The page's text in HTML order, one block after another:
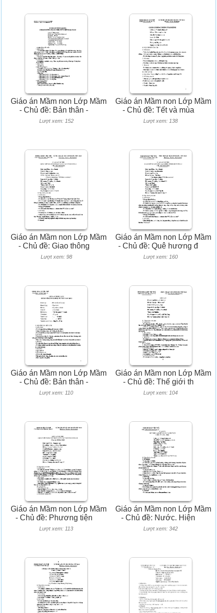
Giáo án Mầm non Lớp Mầm
- Chủ đề: Bản thân -
Lượt xem: 152
Giáo án Mầm non Lớp Mầm
- Chủ đề: Tết và mùa
Lượt xem: 138
Giáo án Mầm non Lớp Mầm
- Chủ đề: Giao thông
Lượt xem: 98
Giáo án Mầm non Lớp Mầm
- Chủ đề: Quê hương đ
Lượt xem: 160
Giáo án Mầm non Lớp Mầm
- Chủ đề: Bản thân -
Lượt xem: 110
Giáo án Mầm non Lớp Mầm
- Chủ đề: Thế giới th
Lượt xem: 104
Giáo án Mầm non Lớp Mầm
- Chủ đề: Phương tiện
Lượt xem: 113
Giáo án Mầm non Lớp Mầm
- Chủ đề: Nước. Hiện
Lượt xem: 342